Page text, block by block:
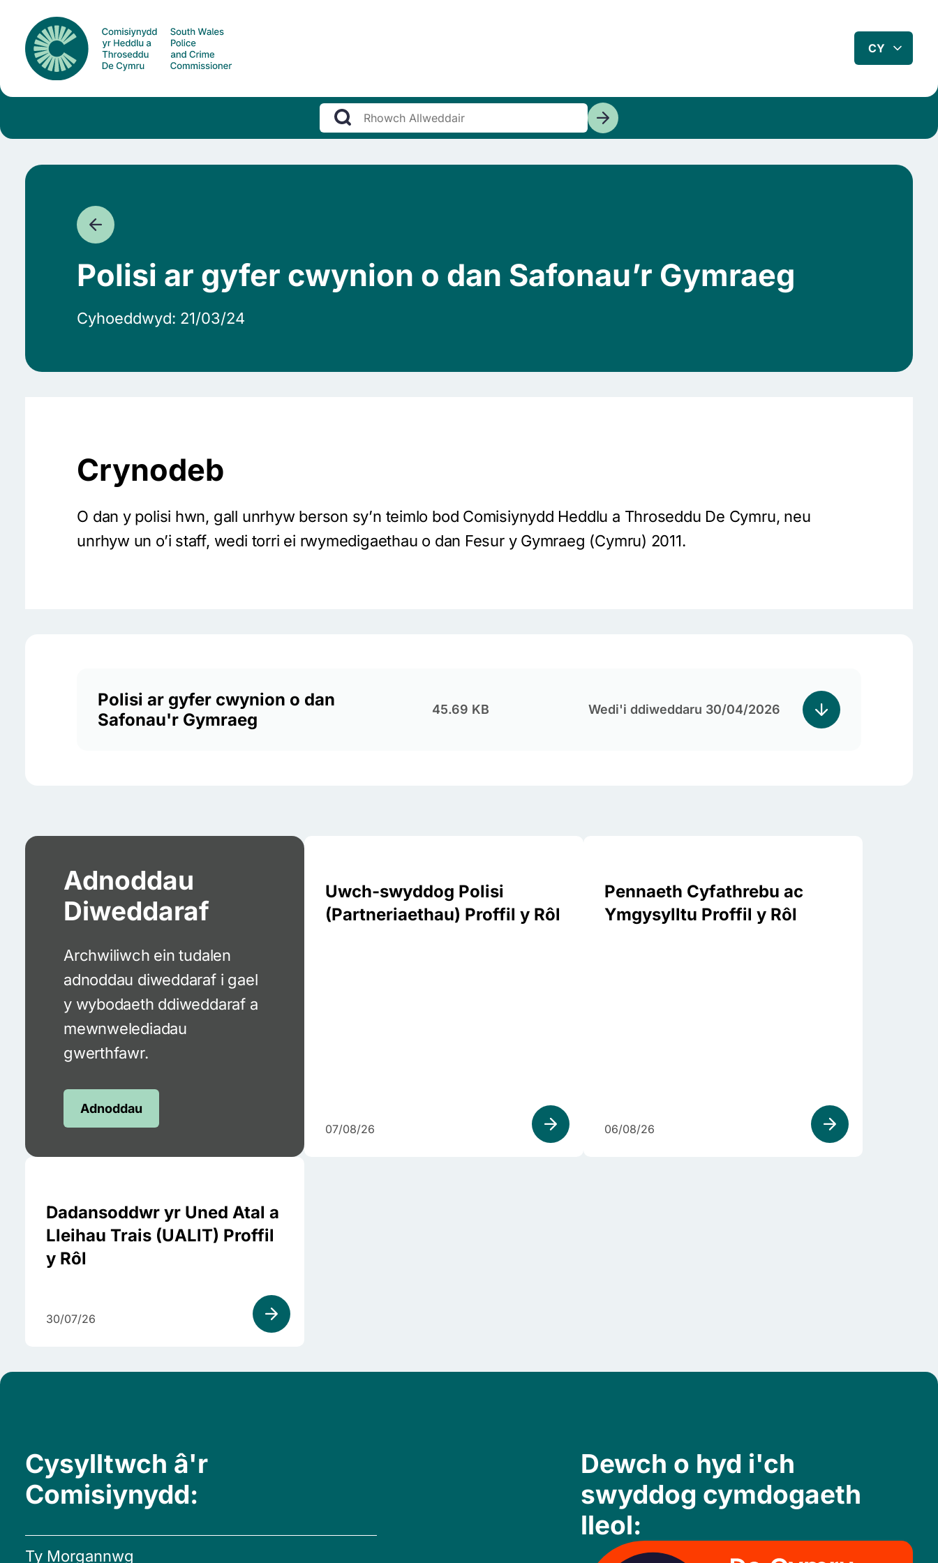
CY
Polisi ar gyfer cwynion o dan Safonau’r Gymraeg
Cyhoeddwyd: 21/03/24
Crynodeb
O dan y polisi hwn, gall unrhyw berson sy’n teimlo bod Comisiynydd Heddlu a Throseddu De Cymru, neu
unrhyw un o’i staff, wedi torri ei rwymedigaethau o dan Fesur y Gymraeg (Cymru) 2011.
Polisi ar gyfer cwynion o dan
Safonau'r Gymraeg
45.69 KB Wedi'i ddiweddaru 30/04/2026
Adnoddau
Diweddaraf
Archwiliwch ein tudalen
adnoddau diweddaraf i gael
y wybodaeth ddiweddaraf a
mewnwelediadau
gwerthfawr.
Adnoddau
Uwch-swyddog Polisi
(Partneriaethau) Proffil y Rôl
07/08/26
Pennaeth Cyfathrebu ac
Ymgysylltu Proffil y Rôl
06/08/26
Dadansoddwr yr Uned Atal a
Lleihau Trais (UALlT) Proffil
y Rôl
30/07/26
Cysylltwch â'r
Comisiynydd:
Ty Morgannwg
Dewch o hyd i'ch
swyddog cymdogaeth
lleol: